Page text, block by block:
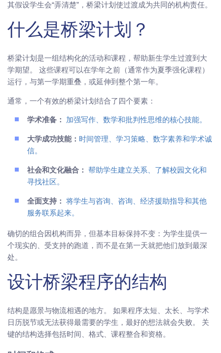
其假设学生会“弄清楚”，桥梁计划使过渡成为共同的机构责任。
什么是桥梁计划？
桥梁计划是一组结构化的活动和课程，帮助新生学生过渡到大
学期望。 这些课程可以在学年之前（通常作为夏季强化课程）
运行，与第一学期重叠，或延伸到整个第一年。
通常，一个有效的桥梁计划结合了四个要素：
学术准备： 加强写作、数学和批判性思维的核心技能。
大学成功技能： 时间管理、学习策略、数字素养和学术诚
信。
社会和文化融合：
帮助学生建立关系、了解校园文化和
寻找社区。
全面支持：
将学生与咨询、咨询、经济援助指导和其他
服务联系起来。
确切的组合因机构而异，但基本目标保持不变：为学生提供一
个现实的、受支持的跑道，而不是在第一天就把他们放到最深
处。
设计桥梁程序的结构
结构是愿景与物流相遇的地方。 如果程序太短、太长、与学术
日历脱节或无法获得最需要的学生，最好的想法就会失败。 关
键的结构选择包括时间、格式、课程整合和资格。